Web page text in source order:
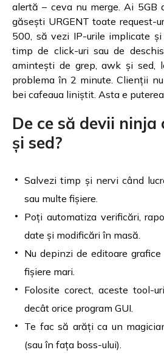
alertă – ceva nu merge. Ai 5GB
găsești URGENT toate request-
500, să vezi IP-urile implicate
timp de click-uri sau de
amintești de grep, awk și sed,
problema în 2 minute. Clienții
bei cafeaua liniștit. Asta e
De ce să devii
și sed?
Salvezi timp și nervi când
sau multe fișiere.
Poți automatiza verificări,
date și modificări în masă.
Nu depinzi de editoare
fișiere mari.
Folosite corect, aceste tool-
decât orice program GUI.
Te fac să arăți ca un
(sau în fața boss-ului).